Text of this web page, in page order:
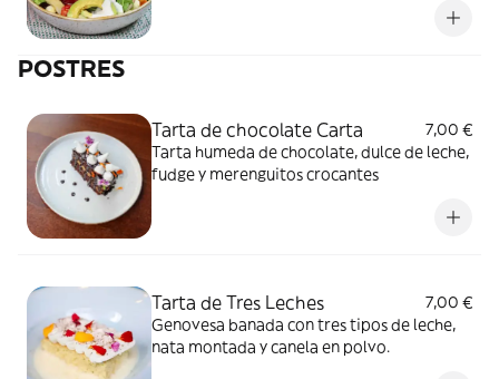
POSTRES
Tarta de chocolate Carta
7,00 €
Tarta humeda de chocolate, dulce de leche,
fudge y merenguitos crocantes
Tarta de Tres Leches
7,00 €
Genovesa banada con tres tipos de leche,
nata montada y canela en polvo.